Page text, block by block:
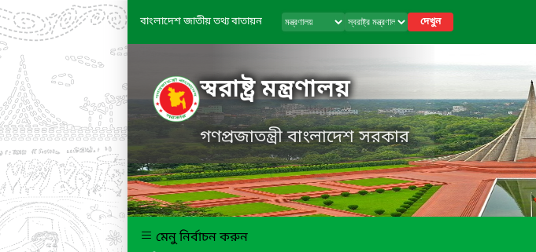
বাংলাদেশ জাতীয় তথ্য বাতায়ন দেখুন
স্বরাষ্ট্র মন্ত্রণালয়
গণপ্রজাতন্ত্রী বাংলাদেশ সরকার
মেনু নির্বাচন করুন